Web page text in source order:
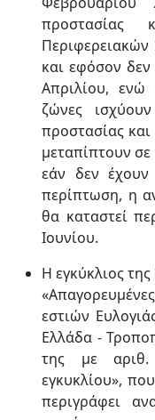
προστασίας
και εφόσον
Απριλίου, ενώ
ζώνες
προστασίας και
μεταπίπτουν
εάν δεν
περίπτωση, η
θα καταστεί
Ιουνίου.
Η εγκύκλιος
εστιών
Ελλάδα -
της με αριθ.
εγκυκλίου»,
περιγράφει